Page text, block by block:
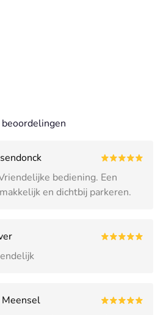
bediening. Een
en dichtbij parkeren.
Meensel